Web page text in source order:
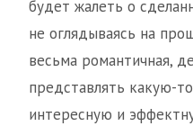
будет жалеть о
не оглядываясь на
весьма романтичная,
представлять какую-
интересную и